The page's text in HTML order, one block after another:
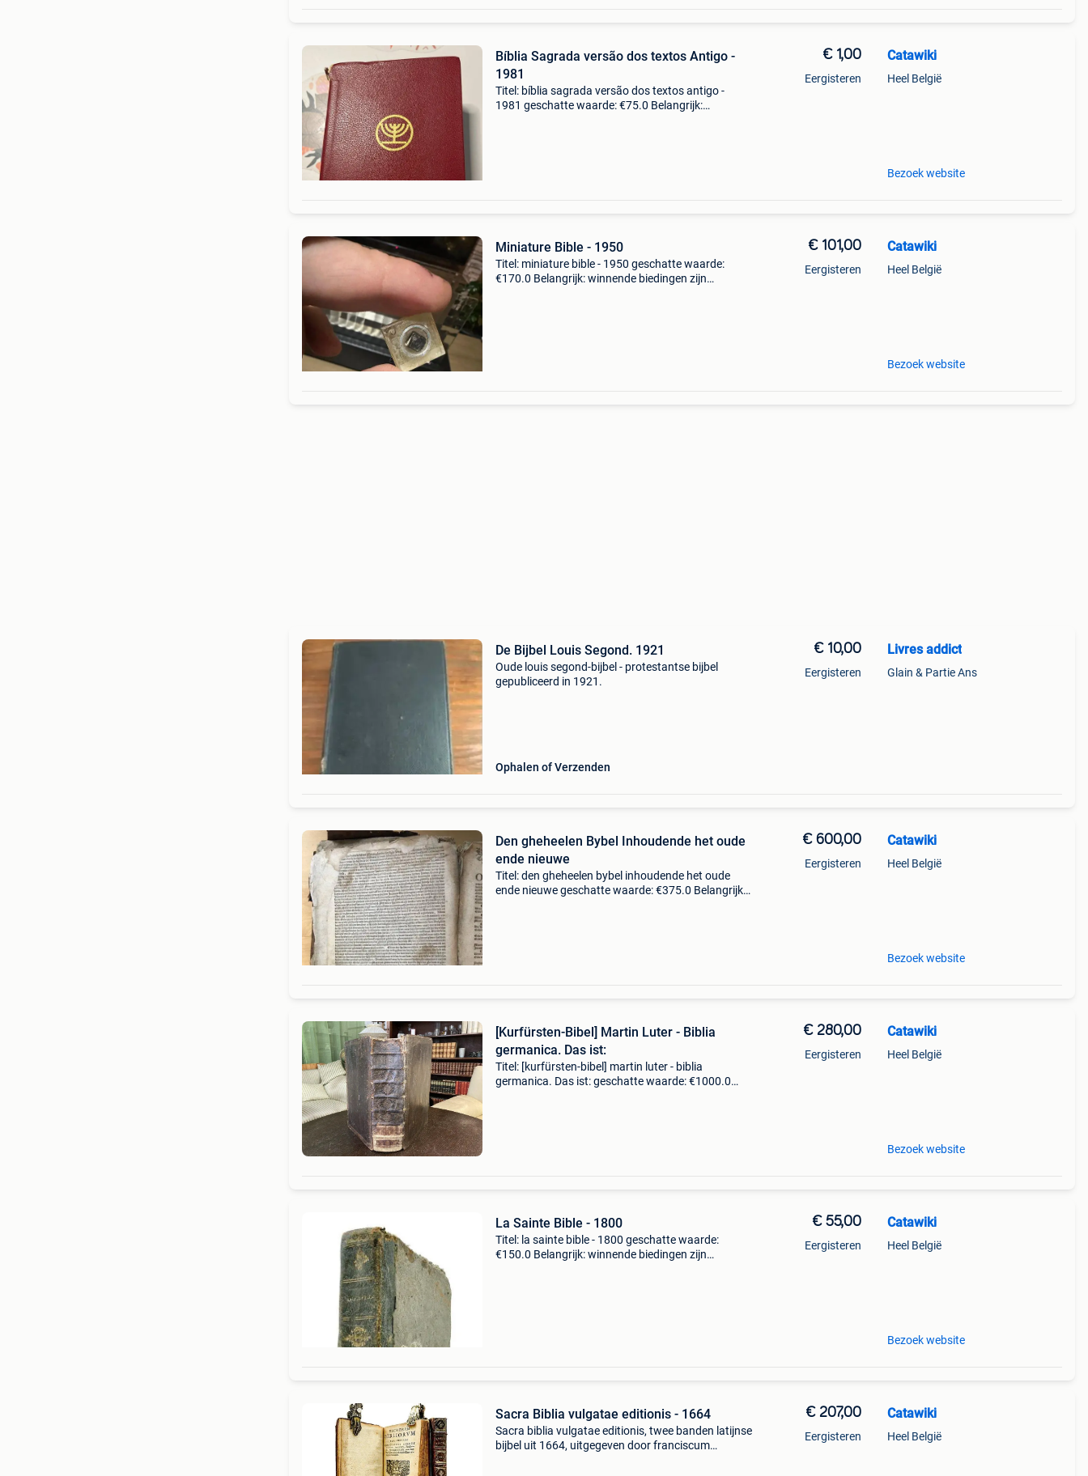
Bíblia Sagrada versão dos textos Antigo -
1981
Titel: bíblia sagrada versão dos textos antigo -
1981 geschatte waarde: €75.0 Belangrijk:
€ 1,00
Eergisteren
Catawiki
Heel België
Bezoek website
Miniature Bible - 1950
Titel: miniature bible - 1950 geschatte waarde:
€170.0 Belangrijk: winnende biedingen zijn
€ 101,00
Eergisteren
Catawiki
Heel België
Bezoek website
De Bijbel Louis Segond. 1921
Oude louis segond-bijbel - protestantse bijbel
gepubliceerd in 1921.
Ophalen of Verzenden
€ 10,00
Eergisteren
Livres addict
Glain & Partie Ans
Den gheheelen Bybel Inhoudende het oude
ende nieuwe
Titel: den gheheelen bybel inhoudende het oude
ende nieuwe geschatte waarde: €375.0 Belangrijk:
€ 600,00
Eergisteren
Catawiki
Heel België
Bezoek website
[Kurfürsten-Bibel] Martin Luter - Biblia
germanica. Das ist:
Titel: [kurfürsten-bibel] martin luter - biblia
germanica. Das ist: geschatte waarde: €1000.0
€ 280,00
Eergisteren
Catawiki
Heel België
Bezoek website
La Sainte Bible - 1800
Titel: la sainte bible - 1800 geschatte waarde:
€150.0 Belangrijk: winnende biedingen zijn
€ 55,00
Eergisteren
Catawiki
Heel België
Bezoek website
Sacra Biblia vulgatae editionis - 1664
Sacra biblia vulgatae editionis, twee banden latijnse
bijbel uit 1664, uitgegeven door franciscum
€ 207,00
Eergisteren
Catawiki
Heel België